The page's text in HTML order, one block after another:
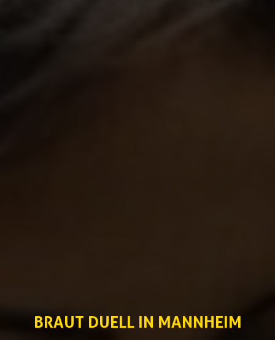
BRAUT DUELL IN MANNHEIM